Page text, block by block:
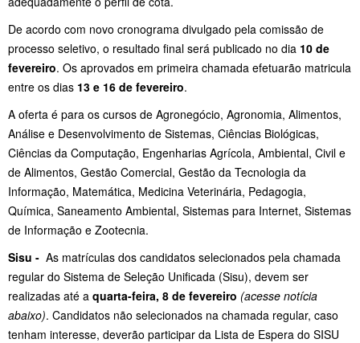
De acordo com novo cronograma divulgado pela comissão de
processo seletivo, o resultado final será publicado no dia 10 de
fevereiro. Os aprovados em primeira chamada efetuarão matricula
entre os dias 13 e 16 de fevereiro.
A oferta é para os cursos de Agronegócio, Agronomia, Alimentos,
Análise e Desenvolvimento de Sistemas, Ciências Biológicas,
Ciências da Computação, Engenharias Agrícola, Ambiental, Civil e
de Alimentos, Gestão Comercial, Gestão da Tecnologia da
Informação, Matemática, Medicina Veterinária, Pedagogia,
Química, Saneamento Ambiental, Sistemas para Internet, Sistemas
de Informação e Zootecnia.
Sisu - As matrículas dos candidatos selecionados pela chamada
regular do Sistema de Seleção Unificada (Sisu), devem ser
realizadas até a quarta-feira, 8 de fevereiro (acesse notícia
abaixo). Candidatos não selecionados na chamada regular, caso
tenham interesse, deverão participar da Lista de Espera do SISU